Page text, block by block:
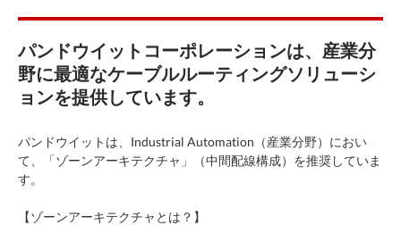
パンドウイットコーポレーションは、産業分
野に最適なケーブルルーティングソリューシ
ョンを提供しています。
パンドウイットは、Industrial Automation（産業分野）におい
て、「ゾーンアーキテクチャ」（中間配線構成）を推奨していま
す。
【ゾーンアーキテクチャとは？】